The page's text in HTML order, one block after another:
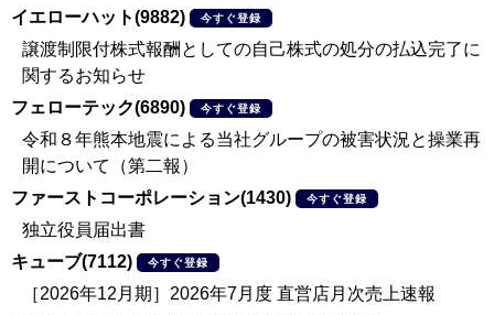
イエローハット(9882)
今すぐ登録
譲渡制限付株式報酬としての自己株式の処分の払込完了に
関するお知らせ
フェローテック(6890)
今すぐ登録
令和８年熊本地震による当社グループの被害状況と操業再
開について（第二報）
ファーストコーポレーション(1430)
今すぐ登録
独立役員届出書
キューブ(7112)
今すぐ登録
［2026年12月期］2026年7月度 直営店月次売上速報